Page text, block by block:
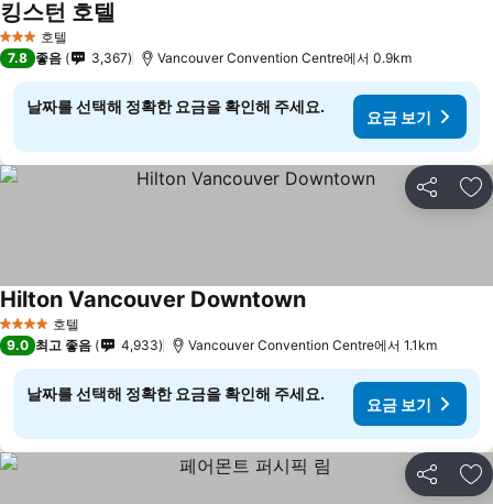
3 성급 호텔
킹스턴 호텔
7.8 좋음 3,367 Vancouver Convention Centre에서 0.9km
날짜를 선택해 정확한 요금을 확인해 주세요.
요금 보기
공유 즐
4 성급 호텔
Hilton Vancouver Downtown
9.0 최고 좋음 4,933 Vancouver Convention Centre에서 1.1km
날짜를 선택해 정확한 요금을 확인해 주세요.
요금 보기
공유 즐